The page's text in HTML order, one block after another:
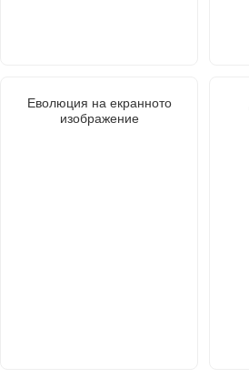
Еволюция на екранното
изображение